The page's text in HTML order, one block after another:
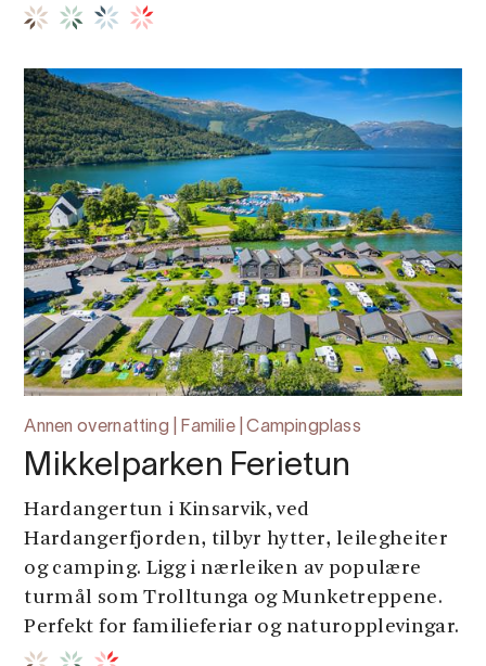
Annen overnatting | Familie | Campingplass
Mikkelparken Ferietun
Hardangertun i Kinsarvik, ved
Hardangerfjorden, tilbyr hytter, leilegheiter
og camping. Ligg i nærleiken av populære
turmål som Trolltunga og Munketreppene.
Perfekt for familieferiar og naturopplevingar.